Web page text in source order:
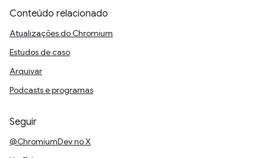
Conteúdo relacionado
Atualizações do Chromium
Estudos de caso
Arquivar
Podcasts e programas
Seguir
@ChromiumDev no X